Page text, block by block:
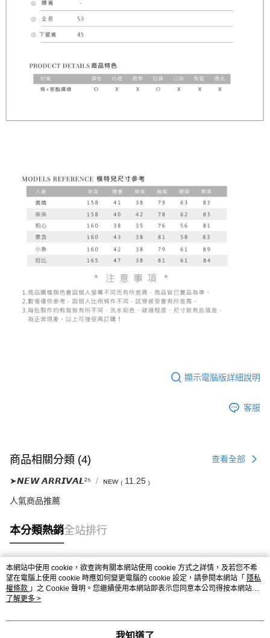
顯示電腦版詳細說明
客服
商品相關分類 (4) 查看全部
➤𝙉𝙀𝙒 𝘼𝙍𝙍𝙄𝙑𝘼𝙇²⁵ ɴᴇᴡ ₍ 11.25 ₎
人氣商品推薦
本分類熱銷全站排行
熱門標籤
本網站中使用 cookie，欲查詢有關本網站使用 cookie 方式之詳情，及若您不希
望在電腦上使用 cookie 時應如何變更電腦的 cookie 設定，請參閱本網站「 隱私
權條款 」之 Cookie 聲明。您繼續使用本網站即表示您同意本公司得按本網站使
用條款之 Cookie 聲明使用 cookie。
了解更多 >
我知道了